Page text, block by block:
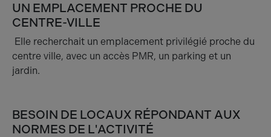
UN EMPLACEMENT PROCHE DU
CENTRE-VILLE
Elle recherchait un emplacement privilégié proche du
centre ville, avec un accès PMR, un parking et un
jardin.
BESOIN DE LOCAUX RÉPONDANT AUX
NORMES DE L'ACTIVITÉ